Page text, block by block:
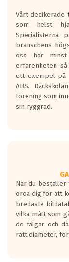
Våtgrepp
Betygsskalan är
den kortaste
längsta.
Inga D eller G
personbilar och
Betyget sätts
skall bromsa in
0.5-1.5 mm vatten.
I 80km/h
Vid körning i
motorljudet.
På
en symbol av ett
bullernivå
medans de vita
ett tyst däck.
Vårt dedikerade
som helst
Specialisterna
branschens
oss har
erfarenheten
ett exempel på
ABS.
förening som
sin ryggrad.
När du beställer
oroa dig för att
bredaste
vilka mått som
de fälgar och
rätt diameter,